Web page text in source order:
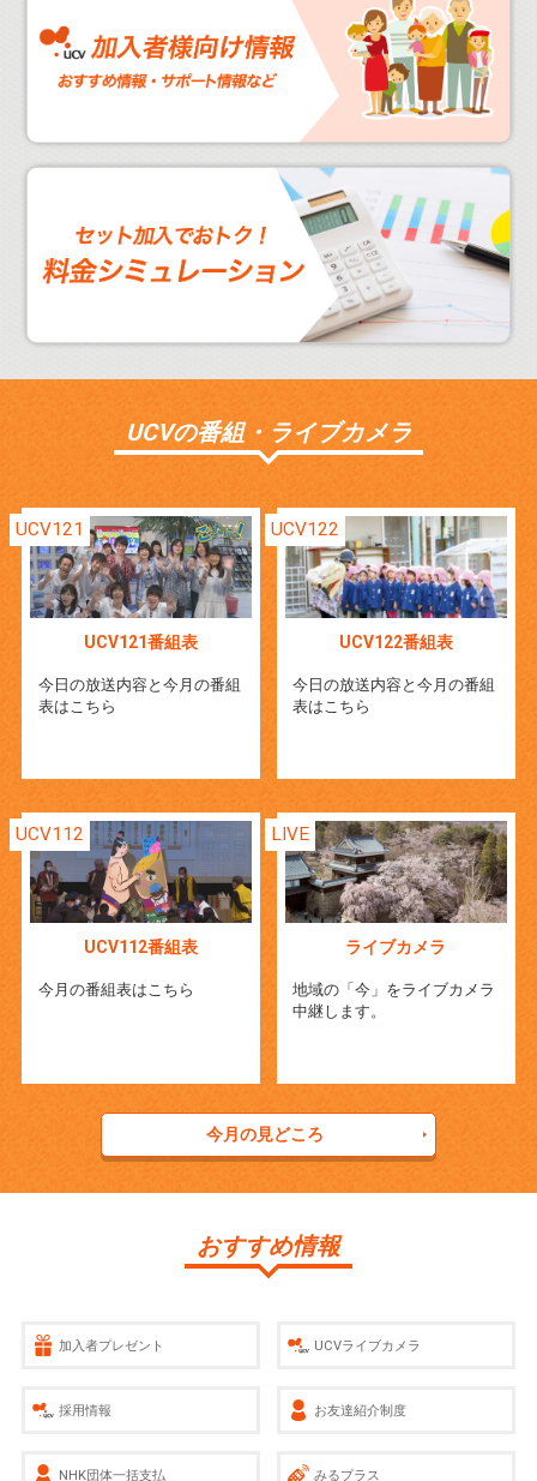
UCVの番組・ライブカメラ
UCV121
UCV121番組表
今日の放送内容と今月の番組
表はこちら
UCV122
UCV122番組表
今日の放送内容と今月の番組
表はこちら
UCV112
UCV112番組表
今月の番組表はこちら
LIVE
ライブカメラ
地域の「今」をライブカメラ
中継します。
今月の見どころ
おすすめ情報
加入者プレゼント UCVライブカメラ
採用情報 お友達紹介制度
NHK団体一括支払 みるプラス